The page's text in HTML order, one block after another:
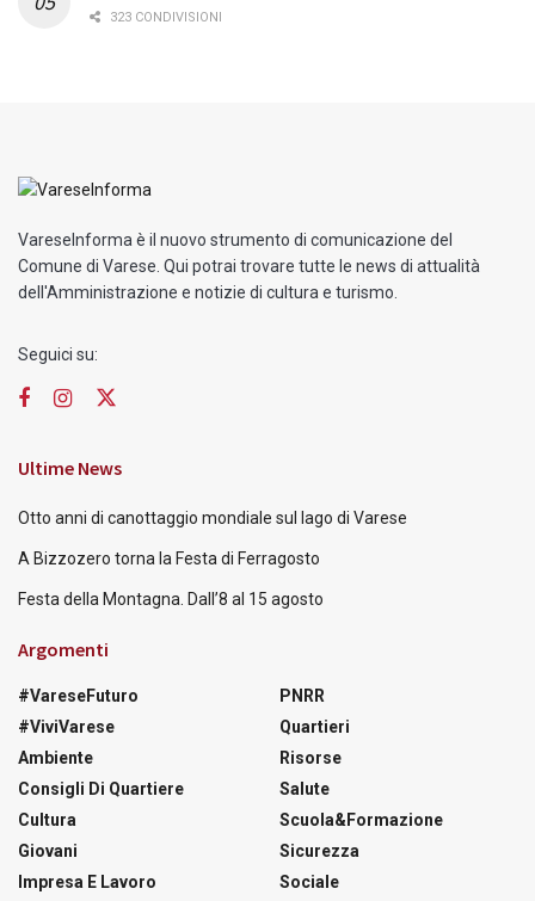
323 CONDIVISIONI
VareseInforma è il nuovo strumento di comunicazione del
Comune di Varese. Qui potrai trovare tutte le news di attualità
dell'Amministrazione e notizie di cultura e turismo.
Seguici su:
Ultime News
Otto anni di canottaggio mondiale sul lago di Varese
A Bizzozero torna la Festa di Ferragosto
Festa della Montagna. Dall’8 al 15 agosto
Argomenti
#VareseFuturo
#ViviVarese
Ambiente
Consigli Di Quartiere
Cultura
Giovani
Impresa E Lavoro
PNRR
Quartieri
Risorse
Salute
Scuola&Formazione
Sicurezza
Sociale